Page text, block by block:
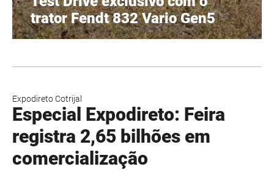
trator Fendt 832 Vario Gen5
Expodireto Cotrijal
Especial Expodireto: Feira
registra 2,65 bilhões em
comercialização